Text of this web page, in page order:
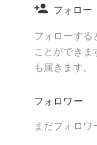
フォロー
フォローする
ことができま
も届きます。
フォロワー
まだフォロワ